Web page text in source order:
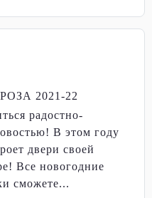
2021-22
радостно-
В этом году
двери своей
Все новогодние
сможете...